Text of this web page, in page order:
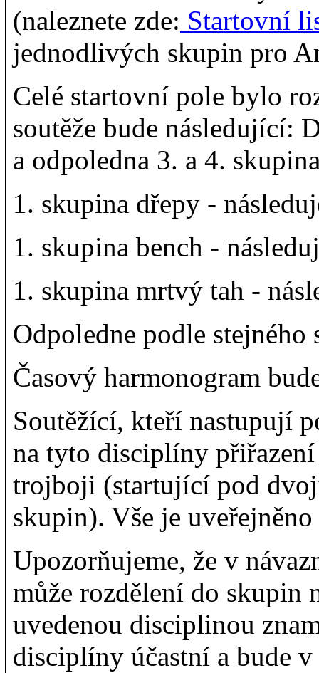
(naleznete zde: Startovní
jednodlivých skupin pro
Celé startovní pole bylo
soutěže bude následující:
a odpoledna 3. a 4.
1. skupina dřepy -
1. skupina bench -
1. skupina mrtvý tah -
Odpoledne podle stejného
Časový harmonogram
Soutěžící, kteří nastupují
na tyto disciplíny
trojboji (startující pod
skupin). Vše je
Upozorňujeme, že v
může rozdělení do skupin
uvedenou disciplinou
disciplíny účastní a bude